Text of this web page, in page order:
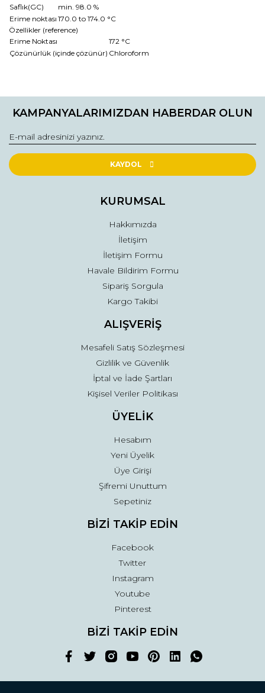
Saflık(GC)
min. 98.0 %
Erime noktası 170.0 to 174.0 °C
Özellikler (reference)
Erime Noktası
172 °C
Çözünürlük (içinde çözünür) Chloroform
konularda yetersiz gördüğünüz noktaları öneri formunu
Görüş ve önerileriniz için teşekkür ederiz.
Ürün resmi kalitesiz, bozuk veya görüntülenemiyor.
Ürün açıklamasında eksik bilgiler bulunuyor.
Ürün fiyatı diğer sitelerden daha pahalı.
Gönder
KAMPANYALARIMIZDAN HABERDAR OLUN
KAYDOL
KURUMSAL
Hakkımızda
İletişim
İletişim Formu
Havale Bildirim Formu
Sipariş Sorgula
Kargo Takibi
ALIŞVERİŞ
Mesafeli Satış Sözleşmesi
Gizlilik ve Güvenlik
İptal ve İade Şartları
Kişisel Veriler Politikası
ÜYELİK
Hesabım
Yeni Üyelik
Üye Girişi
Şifremi Unuttum
Sepetiniz
BİZİ TAKİP EDİN
Facebook
Twitter
Instagram
Youtube
Pinterest
BİZİ TAKİP EDİN